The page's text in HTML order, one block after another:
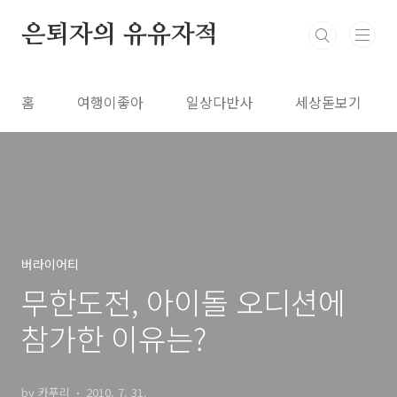
은퇴자의 유유자적
홈 여행이좋아 일상다반사 세상돋보기
버라이어티
무한도전, 아이돌 오디션에
참가한 이유는?
by 카푸리 2010. 7. 31.